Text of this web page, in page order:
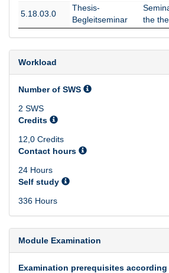
code
Course Name
5.18.03.0
Thesis-
Begleitseminar
the
Workload
Number of SWS
2 SWS
Credits
12,0 Credits
Contact hours
24 Hours
Self study
336 Hours
Module Examination
Examination prerequisites according